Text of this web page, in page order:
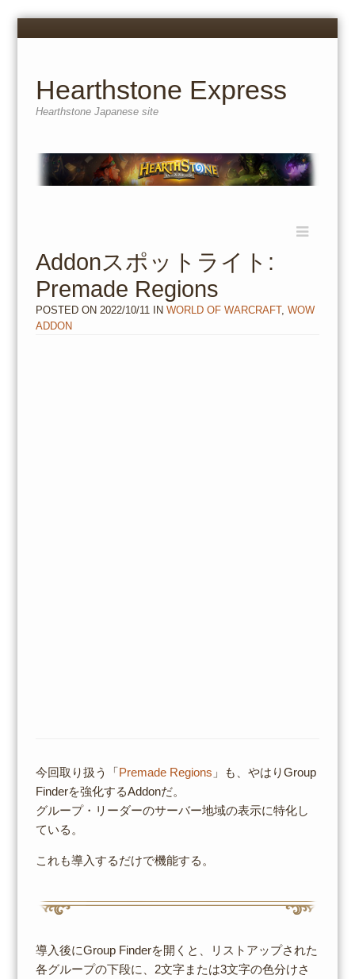
Menu
Hearthstone Express
Hearthstone Japanese site
content
Addonスポットライト:
Premade Regions
POSTED ON 2022/10/11 IN WORLD OF WARCRAFT, WOW
ADDON
今回取り扱う「Premade Regions 」も、やはりGroup
Finderを強化するAddonだ。
グループ・リーダーのサーバー地域の表示に特化し
ている。
これも導入するだけで機能する。
導入後にGroup Finderを開くと、リストアップされた
各グループの下段に、2文字または3文字の色分けさ